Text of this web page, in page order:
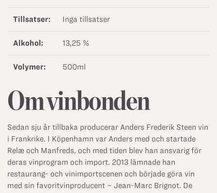
Tillsatser: Inga tillsatser
Alkohol: 13,25 %
Volymer: 500ml
Om vinbonden
Sedan sju år tillbaka producerar Anders Frederik Steen vin
i Frankrike. I Köpenhamn var Anders med och startade
Relæ och Manfreds, och med tiden blev han ansvarig för
deras vinprogram och import. 2013 lämnade han
restaurang- och vinimportscenen och började göra vin
med sin favoritvinproducent – Jean-Marc Brignot. De